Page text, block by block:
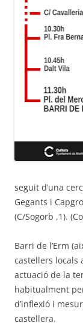
seguit d’una
Gegants i
(C/Sogorb ,1).
Barri de l’Erm
castellers locals
actuació de la
habitualment
d’inflexió i
castellera.